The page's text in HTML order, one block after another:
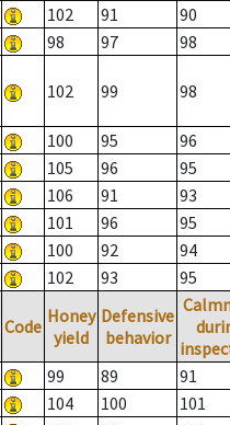
102 91 90
98 97 98
102 99 98
100 95 96
105 96 95
106 91 93
101 96 95
100 92 94
102 93 95
Code Honey
yield
Defensive
behavior
99 89 91
104 100 101